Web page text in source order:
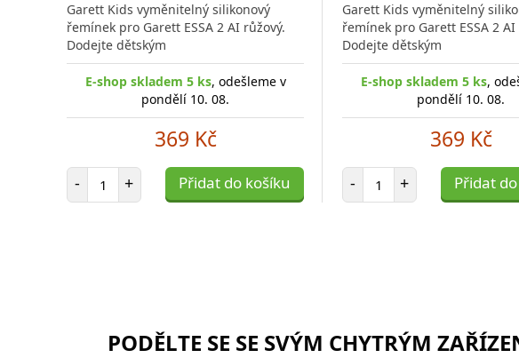
Garett Kids vyměnitelný silikonový
řemínek pro Garett ESSA 2 AI růžový.
Dodejte dětským
E-shop skladem 5 ks, odešleme v
pondělí 10. 08.
369 Kč
- Počet položek
+ Přidat do košíku
Garett Kids vyměnitelný
řemínek pro Garett ESSA 2 AI
Dodejte dětským
E-shop skladem 5 ks,
pondělí 10. 08.
369 Kč
- Počet položek
+ Přidat
PODĚLTE SE SE SVÝM CHYTRÝM